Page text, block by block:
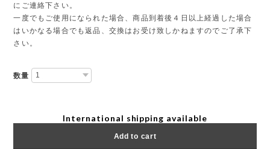
にご連絡下さい。
一度でもご使用になられた場合、商品到着後４日以上経過した場合
はいかなる場合でも返品、交換はお受け致しかねますのでご了承下
さい。
数量
International shipping available
Add to cart